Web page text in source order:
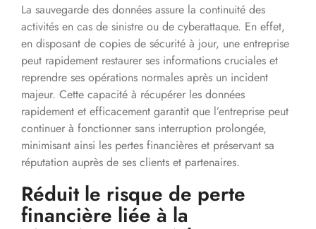
La sauvegarde des données assure la continuité des
activités en cas de sinistre ou de cyberattaque. En effet,
en disposant de copies de sécurité à jour, une entreprise
peut rapidement restaurer ses informations cruciales et
reprendre ses opérations normales après un incident
majeur. Cette capacité à récupérer les données
rapidement et efficacement garantit que l’entreprise peut
continuer à fonctionner sans interruption prolongée,
minimisant ainsi les pertes financières et préservant sa
réputation auprès de ses clients et partenaires.
Réduit le risque de perte
financière liée à la